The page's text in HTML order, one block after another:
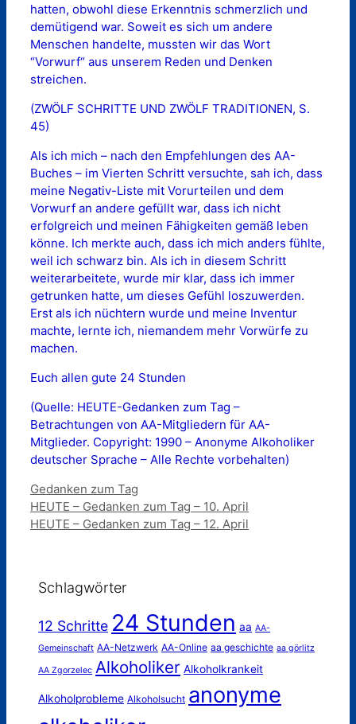
hatten, obwohl diese Erkenntnis schmerzlich und
demütigend war. Soweit es sich um andere
Menschen handelte, mussten wir das Wort
“Vorwurf“ aus unserem Reden und Denken
streichen.
(ZWÖLF SCHRITTE UND ZWÖLF TRADITIONEN, S.
45)
Als ich mich – nach den Empfehlungen des AA-
Buches – im Vierten Schritt versuchte, sah ich, dass
meine Negativ-Liste mit Vorurteilen und dem
Vorwurf an andere gefüllt war, dass ich nicht
erfolgreich und meinen Fähigkeiten gemäß leben
könne. Ich merkte auch, dass ich mich anders fühlte,
weil ich schwarz bin. Als ich in diesem Schritt
weiterarbeitete, wurde mir klar, dass ich immer
getrunken hatte, um dieses Gefühl loszuwerden.
Erst als ich nüchtern wurde und meine Inventur
machte, lernte ich, niemandem mehr Vorwürfe zu
machen.
Euch allen gute 24 Stunden
(Quelle: HEUTE-Gedanken zum Tag –
Betrachtungen von AA-Mitgliedern für AA-
Mitglieder. Copyright: 1990 – Anonyme Alkoholiker
deutscher Sprache – Alle Rechte vorbehalten)
Kategorien
Gedanken zum Tag
HEUTE – Gedanken zum Tag – 10. April
HEUTE – Gedanken zum Tag – 12. April
Schlagwörter
12 Schritte 24 Stunden aa AA-
Gemeinschaft AA-Netzwerk AA-Online aa geschichte aa görlitz
AA Zgorzelec Alkoholiker Alkoholkrankeit
Alkoholprobleme Alkoholsucht anonyme